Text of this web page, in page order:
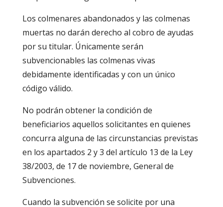
Los colmenares abandonados y las colmenas
muertas no darán derecho al cobro de ayudas
por su titular. Únicamente serán
subvencionables las colmenas vivas
debidamente identificadas y con un único
código válido.
No podrán obtener la condición de
beneficiarios aquellos solicitantes en quienes
concurra alguna de las circunstancias previstas
en los apartados 2 y 3 del artículo 13 de la Ley
38/2003, de 17 de noviembre, General de
Subvenciones.
Cuando la subvención se solicite por una